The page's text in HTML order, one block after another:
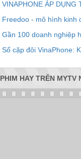
Freedoo - mô hình kinh
PHIM HAY TRÊN MYTV